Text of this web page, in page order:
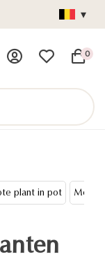
▾
0
plant in pot